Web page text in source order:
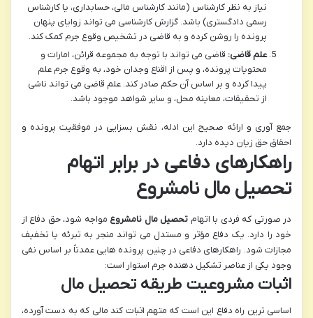
نیاز به نظر کارشناس (مانند کارشناس مالی، حسابداری، یا کارشناس
رسمی دادگستری) باشد. گزارش کارشناسی می تواند زوایای پنهان
پرونده را روشن کرده و به قاضی در تشخیص وقوع جرم کمک کند.
علم قاضی: قاضی می تواند با توجه به مجموعه قرائن، امارات و
محتویات پرونده، و پس از اقناع وجدان خود، به وقوع جرم علم
پیدا کرده و بر اساس آن حکم صادر کند. علم قاضی می تواند ناشی
از تحقیقات، معاینه محل، و سایر شواهد موجود باشد.
جمع آوری و ارائه صحیح این ادله، نقش بسزایی در موفقیت پرونده و
احقاق حق زیان دیده دارد.
راهکارهای دفاعی در برابر اتهام
تحصیل مال نامشروع
در صورتی که فردی با اتهام تحصیل مال نامشروع مواجه شود، حق دفاع از
خود را دارد. یک دفاع مؤثر و مستدل می تواند منجر به تبرئه یا تخفیف
مجازات شود. راهکارهای دفاعی در چنین پرونده هایی عمدتاً بر اساس نفی
وجود یکی از عناصر تشکیل دهنده جرم استوار است:
اثبات مشروعیت طریقه تحصیل مال
اساسی ترین راه دفاع این است که متهم اثبات کند مالی که به دست آورده،